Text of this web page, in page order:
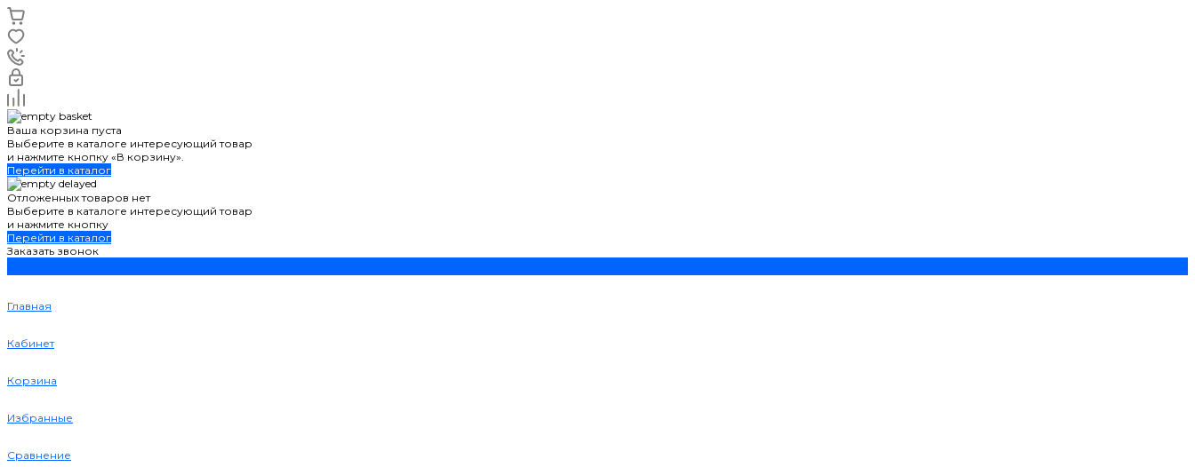
Ваша корзина пуста
Выберите в каталоге интересующий товар
и нажмите кнопку «В корзину».
Перейти в каталог
Отложенных товаров нет
Выберите в каталоге интересующий товар
и нажмите кнопку
Перейти в каталог
Заказать звонок
Главная
Кабинет
Корзина
Избранные
Сравнение